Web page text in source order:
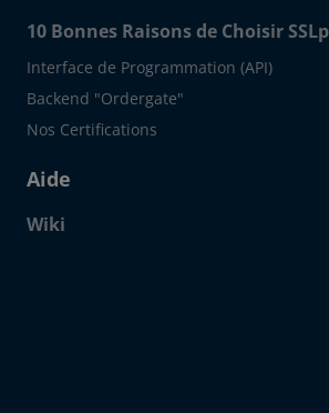
10 Bonnes Raisons de Choisir
Interface de Programmation (API)
Backend "Ordergate"
Nos Certifications
Aide
Wiki